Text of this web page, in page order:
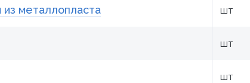
из металлопласта шт
шт
шт